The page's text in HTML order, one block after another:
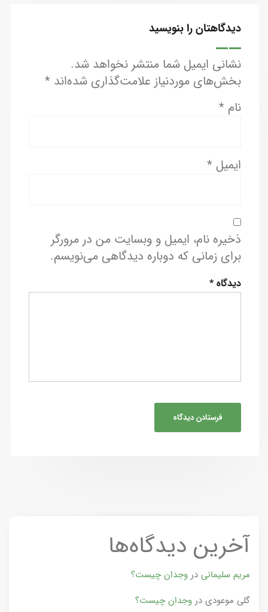
دیدگاهتان را بنویسید
نشانی ایمیل شما منتشر نخواهد شد.
بخش‌های موردنیاز علامت‌گذاری شده‌اند *
نام *
ایمیل *
ذخیره نام، ایمیل و وبسایت من در مرورگر
برای زمانی که دوباره دیدگاهی می‌نویسم.
دیدگاه*
آخرین دیدگاه‌ها
مریم سلیمانی در وجدان چیست؟
گلی موعودی در وجدان چیست؟